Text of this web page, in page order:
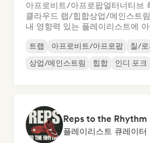
아프로비트/아프로팝얼터너티브
클라우드 랩/힙합상업/메인스트림
내 영향력 있는 플레이리스트에
트랩 아프로비트/아프로팝
칠/로
상업/메인스트림
힙합 인디 포크
Reps to the Rhythm
플레이리스트 큐레이터